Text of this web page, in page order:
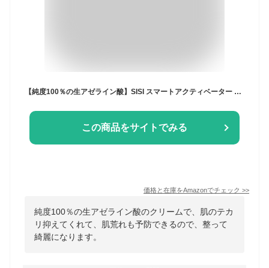
【純度100％の生アゼライン酸】SISI スマートアクティベーター 30g アゼライン酸 クリーム シカ CICA 皮脂抑制 毛穴 日本製
この商品をサイトでみる
価格と在庫をAmazonでチェック >>
純度100％の生アゼライン酸のクリームで、肌のテカ
リ抑えてくれて、肌荒れも予防できるので、整って
綺麗になります。